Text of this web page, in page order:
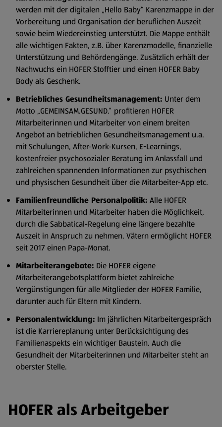
werden mit der digitalen „Hello Baby“ Karenzmappe in der
Vorbereitung und Organisation der beruflichen Auszeit
sowie beim Wiedereinstieg unterstützt. Die Mappe enthält
alle wichtigen Fakten, z.B. über Karenzmodelle, finanzielle
Unterstützung und Behördengänge. Zusätzlich erhält der
Nachwuchs ein HOFER Stofftier und einen HOFER Baby
Body als Geschenk.
Betriebliches Gesundheitsmanagement: Unter dem
Motto „GEMEINSAM.GESUND.“ profitieren HOFER
Mitarbeiterinnen und Mitarbeiter von einem breiten
Angebot an betrieblichen Gesundheitsmanagement u.a.
mit Schulungen, After-Work-Kursen, E-Learnings,
kostenfreier psychosozialer Beratung im Anlassfall und
zahlreichen spannenden Informationen zur psychischen
und physischen Gesundheit über die Mitarbeiter-App etc.
Familienfreundliche Personalpolitik: Alle HOFER
Mitarbeiterinnen und Mitarbeiter haben die Möglichkeit,
durch die Sabbatical-Regelung eine längere bezahlte
Auszeit in Anspruch zu nehmen. Vätern ermöglicht HOFER
seit 2017 einen Papa-Monat.
Mitarbeiterangebote: Die HOFER eigene
Mitarbeiterangebotsplattform bietet zahlreiche
Vergünstigungen für alle Mitglieder der HOFER Familie,
darunter auch für Eltern mit Kindern.
Personalentwicklung: Im jährlichen Mitarbeitergespräch
ist die Karriereplanung unter Berücksichtigung des
Familienaspekts ein wichtiger Baustein. Auch die
Gesundheit der Mitarbeiterinnen und Mitarbeiter steht an
oberster Stelle.
HOFER als Arbeitgeber